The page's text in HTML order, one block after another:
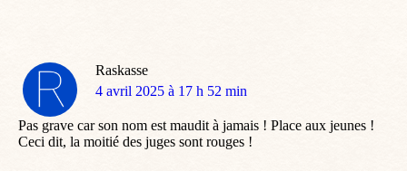
Raskasse
dit
4 avril 2025 à 17 h 52 min
Pas grave car son nom est maudit à jamais ! Place aux jeunes !
Ceci dit, la moitié des juges sont rouges !